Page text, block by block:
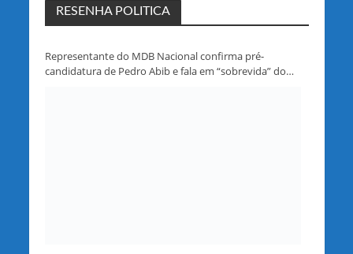
RESENHA POLITICA
Representante do MDB Nacional confirma pré-
candidatura de Pedro Abib e fala em “sobrevida” do